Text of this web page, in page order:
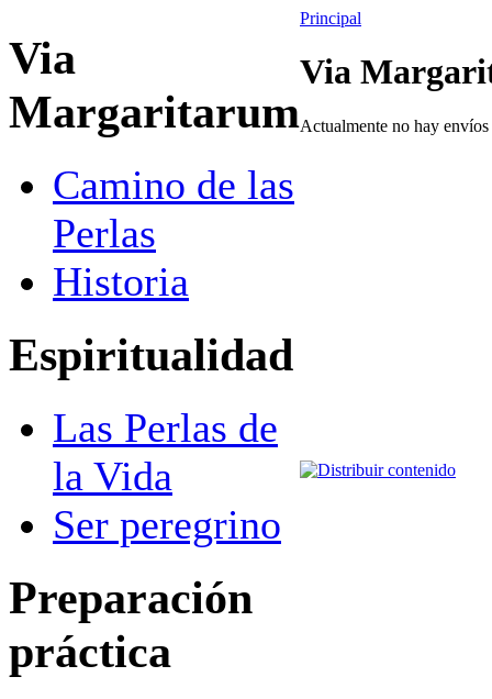
Via
Margaritarum
Camino de las
Perlas
Historia
Espiritualidad
Las Perlas de
la Vida
Ser peregrino
Preparación
práctica
Principal
Via
Actualmente no hay envíos